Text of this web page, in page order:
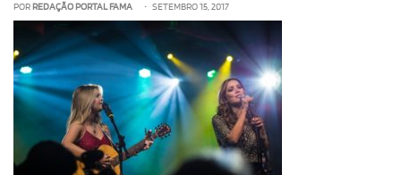
POR REDAÇÃO PORTAL FAMA • SETEMBRO 15, 2017